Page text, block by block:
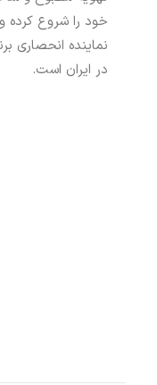
خود را شروع کرده
نماینده انحصاری
در ایران است.